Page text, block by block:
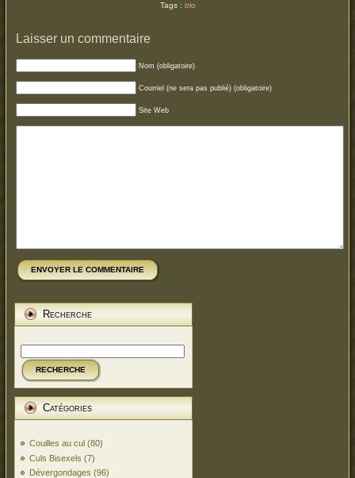
Tags : trio
Laisser un commentaire
Nom (obligatoire)
Courriel (ne sera pas publié) (obligatoire)
Site Web
ENVOYER LE COMMENTAIRE
Recherche
RECHERCHE
Catégories
Couilles au cul (80)
Culs Bisexels (7)
Dévergondages (96)